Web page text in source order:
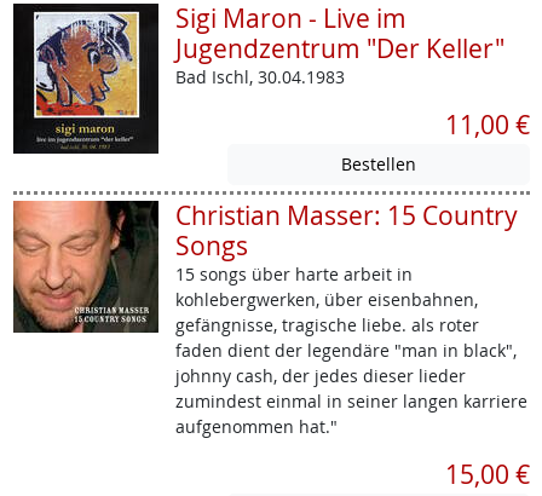
Sigi Maron - Live im
Jugendzentrum "Der Keller"
Bad Ischl, 30.04.1983
11,00 €
Christian Masser: 15 Country
Songs
15 songs über harte arbeit in
kohlebergwerken, über eisenbahnen,
gefängnisse, tragische liebe. als roter
faden dient der legendäre "man in black",
johnny cash, der jedes dieser lieder
zumindest einmal in seiner langen karriere
aufgenommen hat."
15,00 €